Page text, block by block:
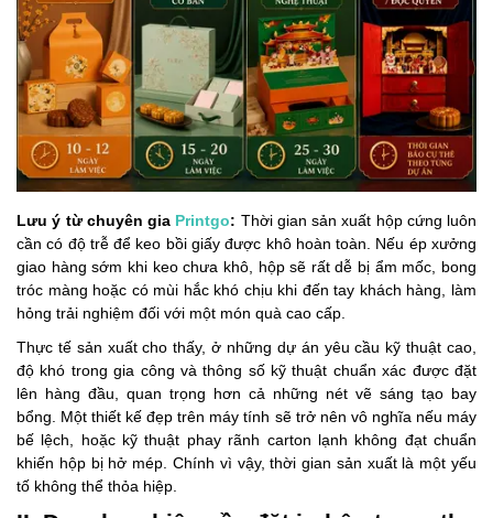
Lưu ý từ chuyên gia Printgo: Thời gian sản xuất hộp cứng luôn
cần có độ trễ để keo bồi giấy được khô hoàn toàn. Nếu ép xưởng
giao hàng sớm khi keo chưa khô, hộp sẽ rất dễ bị ẩm mốc, bong
tróc màng hoặc có mùi hắc khó chịu khi đến tay khách hàng, làm
hỏng trải nghiệm đối với một món quà cao cấp.
Thực tế sản xuất cho thấy, ở những dự án yêu cầu kỹ thuật cao,
độ khó trong gia công và thông số kỹ thuật chuẩn xác được đặt
lên hàng đầu, quan trọng hơn cả những nét vẽ sáng tạo bay
bổng. Một thiết kế đẹp trên máy tính sẽ trở nên vô nghĩa nếu máy
bế lệch, hoặc kỹ thuật phay rãnh carton lạnh không đạt chuẩn
khiến hộp bị hở mép. Chính vì vậy, thời gian sản xuất là một yếu
tố không thể thỏa hiệp.